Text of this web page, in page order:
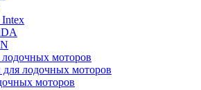
моторов
лодочных моторов
моторов